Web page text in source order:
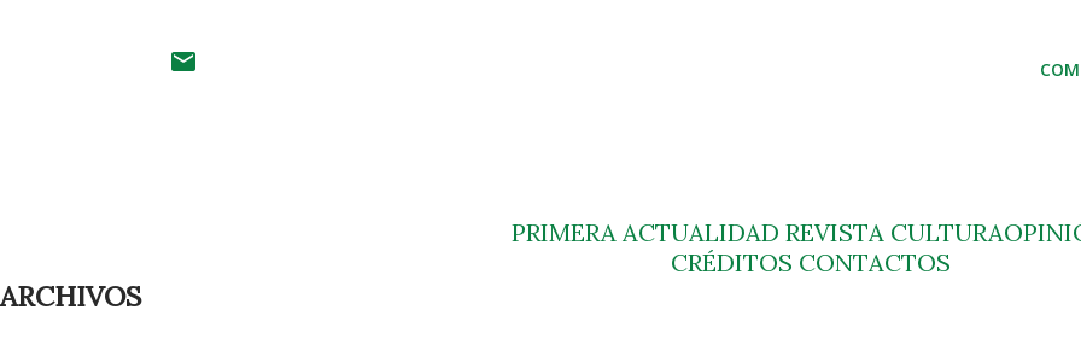
PRIMERA ACTUALIDAD REVISTA CULTURA
CRÉDITOS CONTACTOS
ARCHIVOS